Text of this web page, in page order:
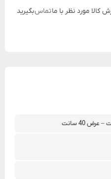
مورد نظر با ماتماسبگیرید